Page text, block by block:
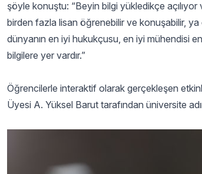
şöyle konuştu: “Beyin bilgi yükledikçe açılıyor
birden fazla lisan öğrenebilir ve konuşabilir, ya
dünyanın en iyi hukukçusu, en iyi mühendisi
bilgilere yer vardır.”
Öğrencilerle interaktif olarak gerçekleşen
Üyesi A. Yüksel Barut tarafından üniversite